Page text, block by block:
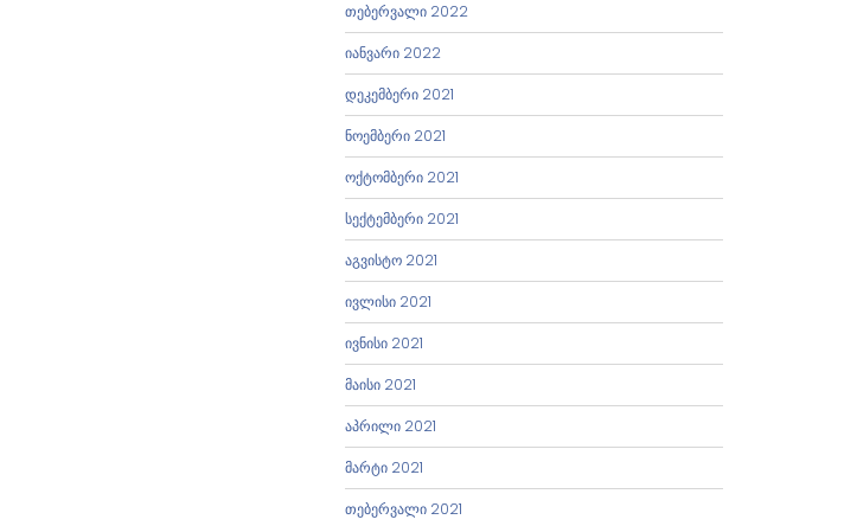
თებერვალი 2022
იანვარი 2022
დეკემბერი 2021
ნოემბერი 2021
ოქტომბერი 2021
სექტემბერი 2021
აგვისტო 2021
ივლისი 2021
ივნისი 2021
მაისი 2021
აპრილი 2021
მარტი 2021
თებერვალი 2021